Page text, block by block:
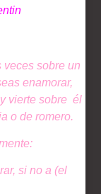
veces sobre un
enamorar,
vierte sobre él
o de romero.
si no a (el